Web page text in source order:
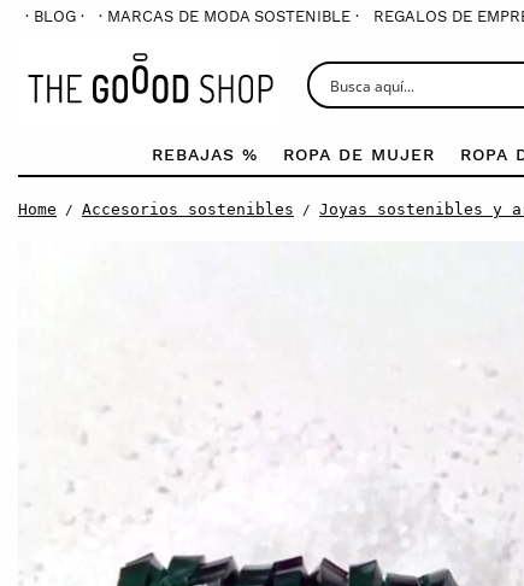
· BLOG · · MARCAS DE MODA SOSTENIBLE · REGALOS DE
REBAJAS % ROPA DE MUJER ROPA
Home / Accesorios sostenibles / Joyas sostenibles y